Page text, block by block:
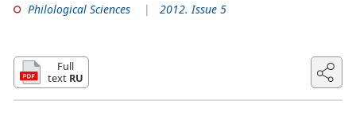
Philological Sciences 2012. Issue 5
Full
text RU